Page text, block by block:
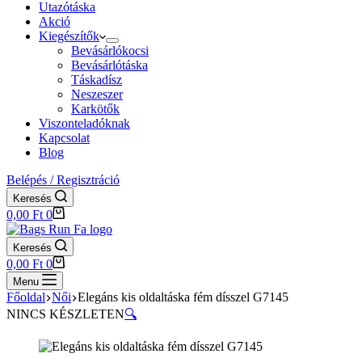
Utazótáska
Akció
Kiegészítők
Bevásárlókocsi
Bevásárlótáska
Táskadísz
Neszeszer
Karkötők
Viszonteladóknak
Kapcsolat
Blog
Belépés / Regisztráció
Keresés
Shopping
cart
0,00 Ft 0
Keresés
Shopping
cart
0,00 Ft 0
Menu
Főoldal Női Elegáns kis oldaltáska fém dísszel G7145
NINCS KÉSZLETEN🔍